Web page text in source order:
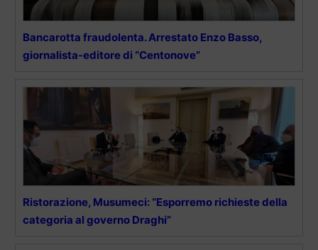
Bancarotta fraudolenta. Arrestato Enzo Basso,
giornalista-editore di “Centonove”
Ristorazione, Musumeci: “Esporremo richieste della
categoria al governo Draghi”